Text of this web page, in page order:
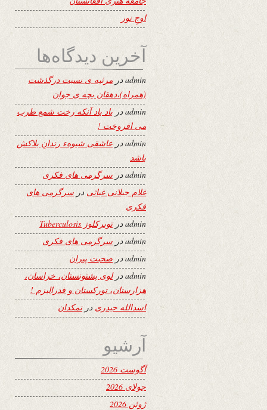
اوجِ نور
آخرین دیدگاه‌ها
adminدر مرثیه ی نسبت درگذشت
(همراه)،دهقان بچه ی جوان
admin در یاد باد آنکه رخت شمع طرب
می افروخت !
adminدر عاشقی شیوهء رندانِ بلاکش
باشد
admin در سرگرمی های فکری
غلام جیلانی غیاثی در سرگرمی های
فکری
adminدرتوبرکلوز Tuberculosis
adminدر سرگرمی های فکری
admin در صحبت پیران
adminدرلوی پشتونستان، خراسان،
هزارستان، تورکستان و فدرالیزم !
اسدالله حیدری درنمکدان
آرشیو
آگوست 2026
جولای 2026
ژوئن 2026